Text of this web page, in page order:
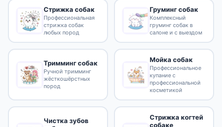
Стрижка собак
Профессиональная
стрижка собак
любых пород
Груминг собак
Комплексный
груминг собак в
салоне и с выездом
Тримминг собак
Ручной тримминг
жёсткошёрстных
пород
Мойка собак
Профессиональное
купание с
профессиональной
косметикой
Чистка зубов
Стрижка когтей
собаке